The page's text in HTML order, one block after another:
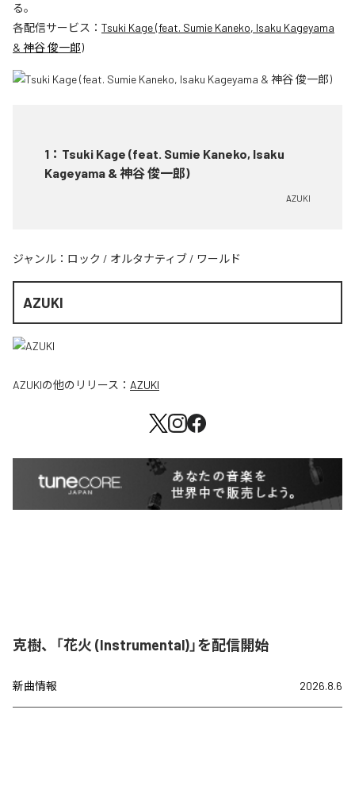
る。
各配信サービス： Tsuki Kage (feat. Sumie Kaneko, Isaku Kageyama
& 神谷 俊一郎)
1 ： Tsuki Kage (feat. Sumie Kaneko, Isaku
Kageyama & 神谷 俊一郎)
AZUKI
ジャンル： ロック / オルタナティブ / ワールド
AZUKI
AZUKIの他のリリース： AZUKI
克樹、「花火 (Instrumental)」を配信開始
新曲情報 2026.8.6